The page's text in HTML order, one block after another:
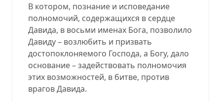
В котором, познание и исповедание
полномочий, содержащихся в сердце
Давида, в восьми именах Бога, позволило
Давиду – возлюбить и призвать
достопоклоняемого Господа, а Богу, дало
основание – задействовать полномочия
этих возможностей, в битве, против
врагов Давида.